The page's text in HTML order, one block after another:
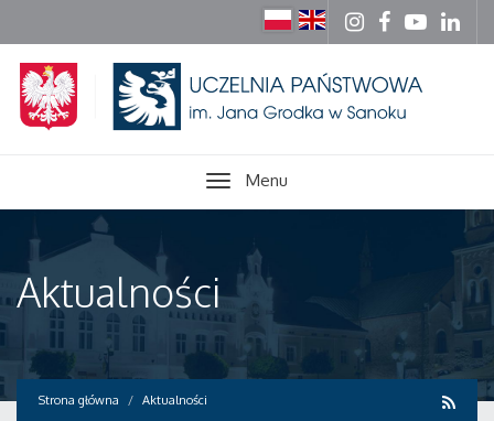
Menu
Aktualności
Strona główna Aktualności